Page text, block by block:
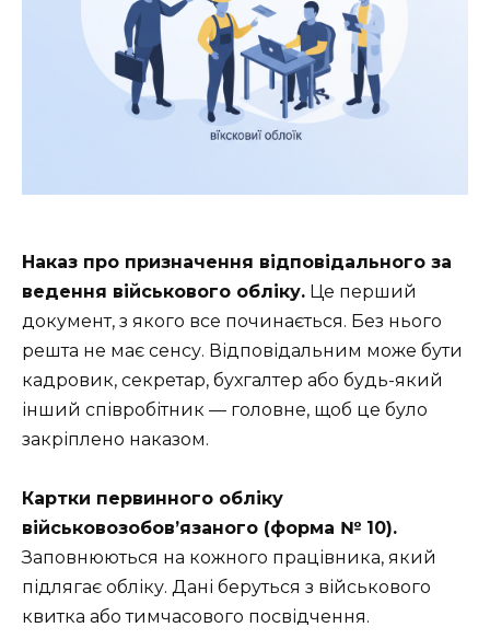
Наказ про призначення відповідального за
ведення військового обліку. Це перший
документ, з якого все починається. Без нього
решта не має сенсу. Відповідальним може бути
кадровик, секретар, бухгалтер або будь-який
інший співробітник — головне, щоб це було
закріплено наказом.
Картки первинного обліку
військовозобов’язаного (форма № 10).
Заповнюються на кожного працівника, який
підлягає обліку. Дані беруться з військового
квитка або тимчасового посвідчення.